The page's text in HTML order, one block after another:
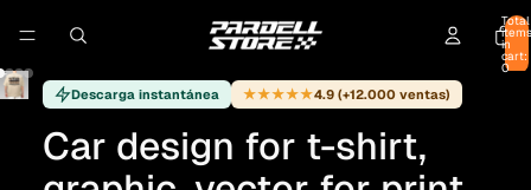
Total
items
in
cart:
0
Descarga instantánea ★★★★★4.9 (+12.000 ventas)
Car design for t-shirt,